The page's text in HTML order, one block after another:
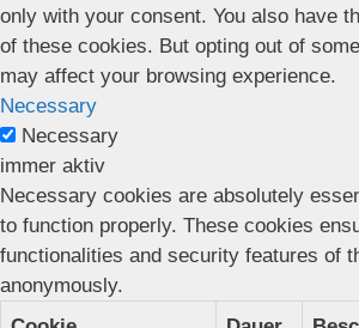
only with your consent. You also have
of these cookies. But opting out of
may affect your browsing experience.
Necessary
Necessary
immer aktiv
Necessary cookies are absolutely
to function properly. These cookies
functionalities and security features of
anonymously.